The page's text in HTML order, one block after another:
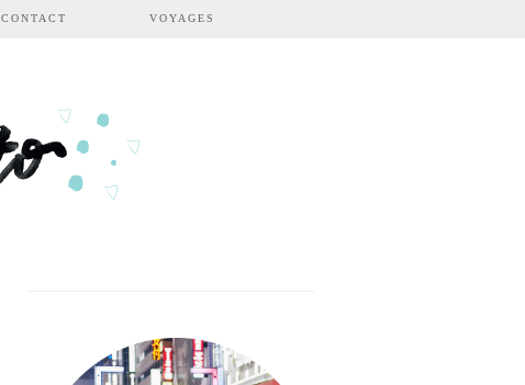
CONTACT VOYAGES